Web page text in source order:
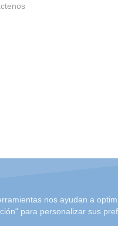
nos ayudan a
para personalizar sus